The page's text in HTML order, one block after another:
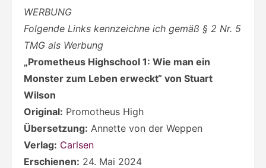
WERBUNG
Folgende Links kennzeichne ich gemäß § 2 Nr. 5
TMG als Werbung
„Prometheus Highschool 1: Wie man ein
Monster zum Leben erweckt“ von Stuart
Wilson
Original: Promotheus High
Übersetzung: Annette von der Weppen
Verlag: Carlsen
Erschienen: 24. Mai 2024